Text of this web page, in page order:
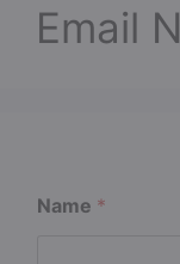
Email
Name *